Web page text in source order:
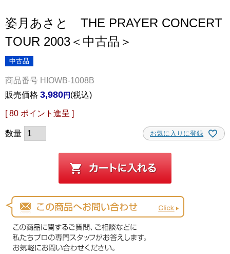
姿月あさと THE PRAYER CONCERT
TOUR 2003＜中古品＞
中古品
商品番号 HIOWB-1008B
販売価格 3,980 税込
[ 80 ポイント進呈 ]
お気に入りに登録